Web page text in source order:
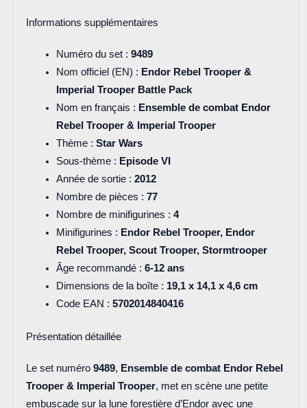
Informations supplémentaires
Numéro du set : 9489
Nom officiel (EN) : Endor Rebel Trooper &
Imperial Trooper Battle Pack
Nom en français : Ensemble de combat Endor
Rebel Trooper & Imperial Trooper
Thème : Star Wars
Sous-thème : Episode VI
Année de sortie : 2012
Nombre de pièces : 77
Nombre de minifigurines : 4
Minifigurines : Endor Rebel Trooper, Endor
Rebel Trooper, Scout Trooper, Stormtrooper
Âge recommandé : 6-12 ans
Dimensions de la boîte : 19,1 x 14,1 x 4,6 cm
Code EAN : 5702014840416
Présentation détaillée
Le set numéro 9489, Ensemble de combat Endor Rebel
Trooper & Imperial Trooper, met en scène une petite
embuscade sur la lune forestière d’Endor avec une